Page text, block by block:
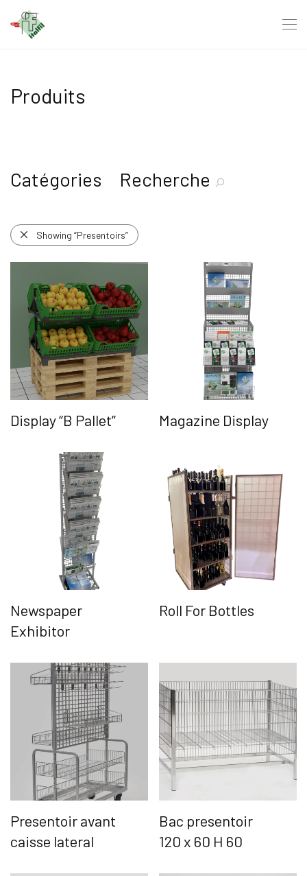
Produits
Catégories Recherche
Showing “Presentoirs”
Display “B Pallet” Magazine Display
Newspaper
Exhibitor
Roll For Bottles
Presentoir avant
caisse lateral
Bac presentoir
120 x 60 H 60